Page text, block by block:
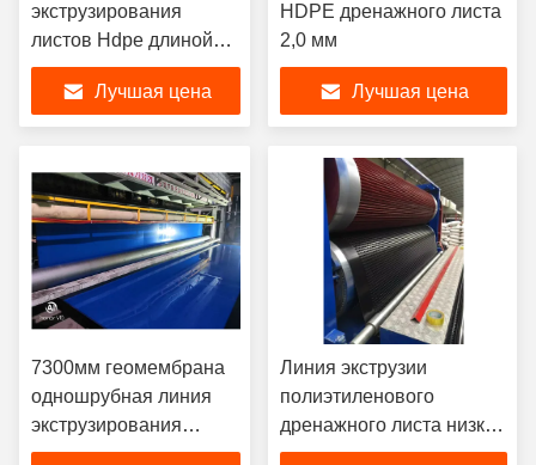
экструзирования
листов Hdpe длиной
0,3 мм
Лучшая цена
HDPE дренажного листа
2,0 мм
Лучшая цена
7300мм геомембрана
одношрубная линия
экструзирования
пластиковых листов
Линия экструзии
полиэтиленового
дренажного листа низкой
плотности 2,0 мм